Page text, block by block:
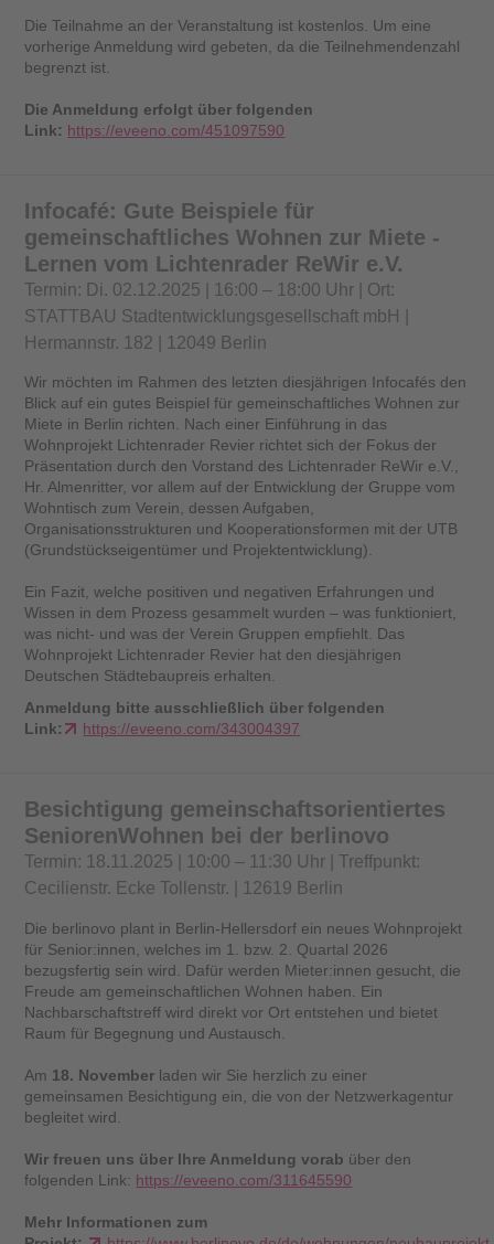
Die Teilnahme an der Veranstaltung ist kostenlos. Um eine
vorherige Anmeldung wird gebeten, da die Teilnehmendenzahl
begrenzt ist.
Die Anmeldung erfolgt über folgenden
Link: https://eveeno.com/451097590
Infocafé: Gute Beispiele für
gemeinschaftliches Wohnen zur Miete -
Lernen vom Lichtenrader ReWir e.V.
Termin: Di. 02.12.2025 | 16:00 – 18:00 Uhr | Ort:
STATTBAU Stadtentwicklungsgesellschaft mbH |
Hermannstr. 182 | 12049 Berlin
Wir möchten im Rahmen des letzten diesjährigen Infocafés den
Blick auf ein gutes Beispiel für gemeinschaftliches Wohnen zur
Miete in Berlin richten. Nach einer Einführung in das
Wohnprojekt Lichtenrader Revier richtet sich der Fokus der
Präsentation durch den Vorstand des Lichtenrader ReWir e.V.,
Hr. Almenritter, vor allem auf der Entwicklung der Gruppe vom
Wohntisch zum Verein, dessen Aufgaben,
Organisationsstrukturen und Kooperationsformen mit der UTB
(Grundstückseigentümer und Projektentwicklung).
Ein Fazit, welche positiven und negativen Erfahrungen und
Wissen in dem Prozess gesammelt wurden – was funktioniert,
was nicht- und was der Verein Gruppen empfiehlt. Das
Wohnprojekt Lichtenrader Revier hat den diesjährigen
Deutschen Städtebaupreis erhalten.
Anmeldung bitte ausschließlich über folgenden
Link:
https://eveeno.com/343004397
Besichtigung gemeinschaftsorientiertes
SeniorenWohnen bei der berlinovo
Termin: 18.11.2025 | 10:00 – 11:30 Uhr | Treffpunkt:
Cecilienstr. Ecke Tollenstr. | 12619 Berlin
Die berlinovo plant in Berlin-Hellersdorf ein neues Wohnprojekt
für Senior:innen, welches im 1. bzw. 2. Quartal 2026
bezugsfertig sein wird. Dafür werden Mieter:innen gesucht, die
Freude am gemeinschaftlichen Wohnen haben. Ein
Nachbarschaftstreff wird direkt vor Ort entstehen und bietet
Raum für Begegnung und Austausch.
Am 18. November laden wir Sie herzlich zu einer
gemeinsamen Besichtigung ein, die von der Netzwerkagentur
begleitet wird.
Wir freuen uns über Ihre Anmeldung vorab über den
folgenden Link: https://eveeno.com/311645590
Mehr Informationen zum